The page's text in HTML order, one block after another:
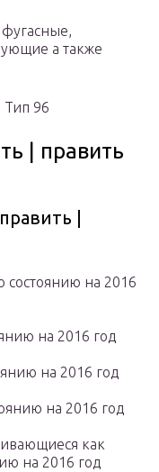
а также
Тип 96
| править
|
на 2016
на 2016 год
на 2016 год
на 2016 год
как
на 2016 год